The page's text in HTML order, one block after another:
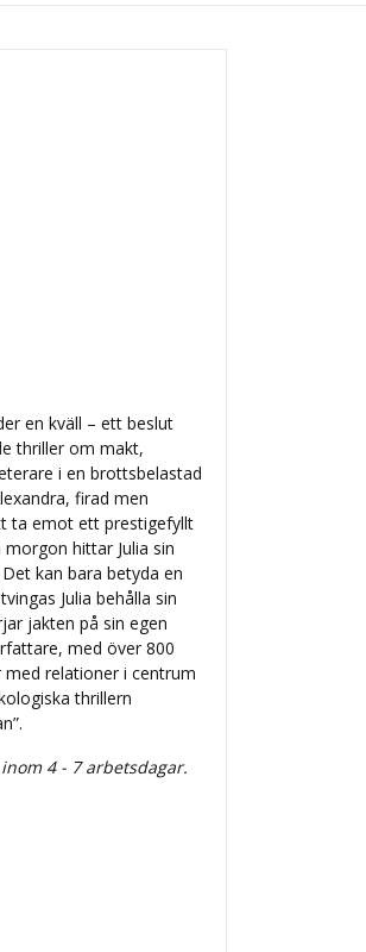
en kväll – ett beslut
thriller om makt,
i en brottsbelastad
firad men
ta emot ett prestigefyllt
hittar Julia sin
kan bara betyda en
Julia behålla sin
jakten på sin egen
med över 800
relationer i centrum
thrillern
4 - 7 arbetsdagar.